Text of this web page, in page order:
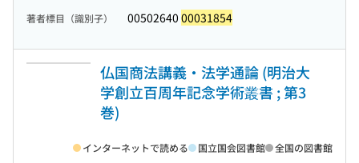
著者標目（識別子） 00502640 00031854
仏国商法講義・法学通論 (明治大
学創立百周年記念学術叢書 ; 第3
巻)
インターネットで読める 国立国会図書館 全国の図書館